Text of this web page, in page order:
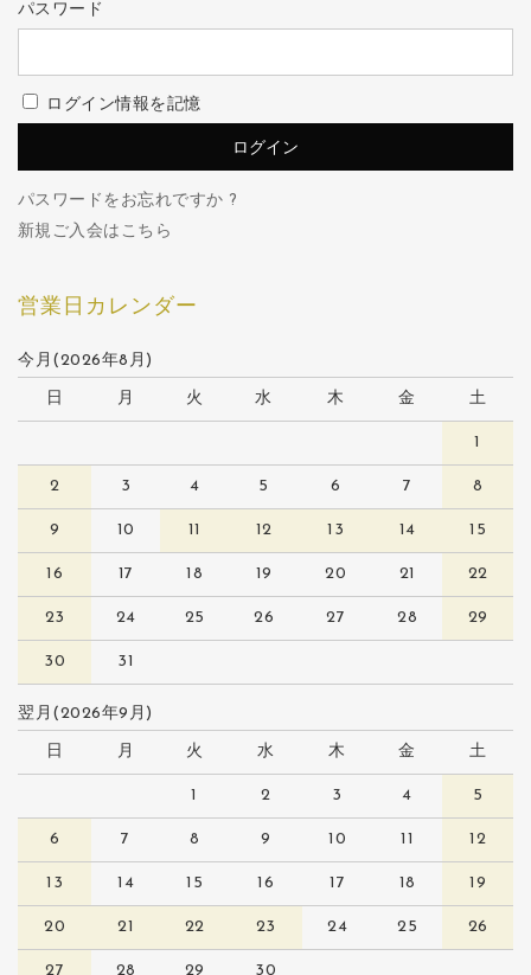
パスワード
ログイン情報を記憶
パスワードをお忘れですか ?
新規ご入会はこちら
営業日カレンダー
今月(2026年8月)
日 月 火 水 木 金 土
1
2 3 4 5 6 7 8
9 10 11 12 13 14 15
16 17 18 19 20 21 22
23 24 25 26 27 28 29
30 31
翌月(2026年9月)
日 月 火 水 木 金 土
1 2 3 4 5
6 7 8 9 10 11 12
13 14 15 16 17 18 19
20 21 22 23 24 25 26
27 28 29 30